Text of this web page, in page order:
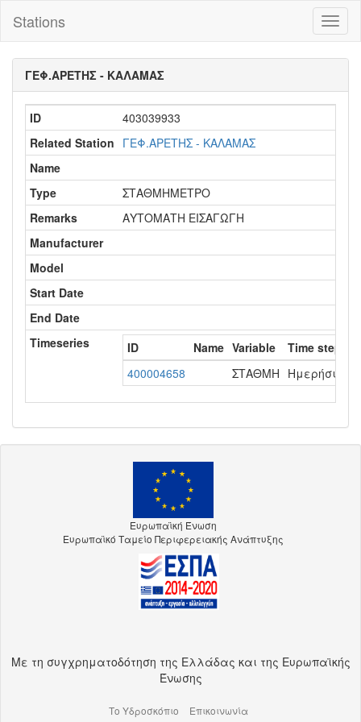
Stations
ΓΕΦ.ΑΡΕΤΗΣ - ΚΑΛΑΜΑΣ
ID
403039933
Related Station ΓΕΦ.ΑΡΕΤΗΣ - ΚΑΛΑΜΑΣ
Name
Type
ΣΤΑΘΜΗΜΕΤΡΟ
Remarks
ΑΥΤΟΜΑΤΗ ΕΙΣΑΓΩΓΗ
Manufacturer
Model
Start Date
End Date
Timeseries
ID Name Variable
Time step
400004658
ΣΤΑΘΜΗ Ημερήσια -
Ευρωπαϊκή Ένωση
Ευρωπαϊκό Ταμείο Περιφερειακής Ανάπτυξης
Με τη συγχρηματοδότηση της Ελλάδας και της Ευρωπαϊκής
Ένωσης
Το Υδροσκόπιο Επικοινωνία